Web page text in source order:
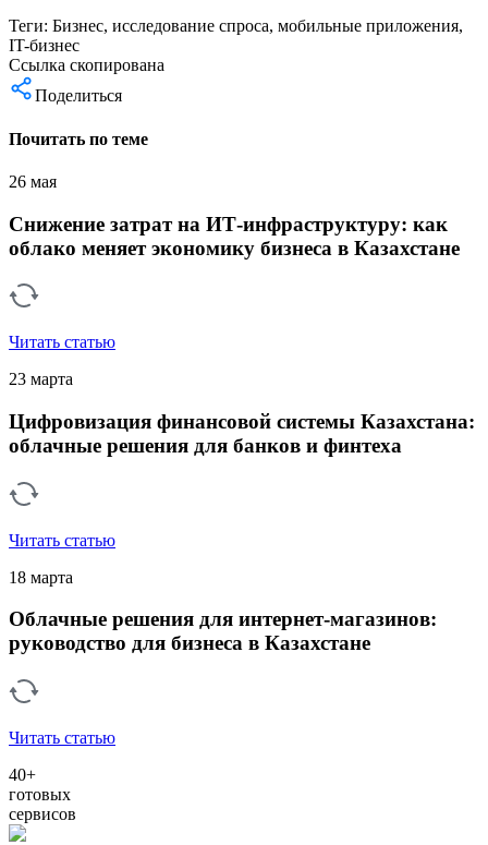
Теги: Бизнес, исследование спроса, мобильные приложения,
IT-бизнес
Ссылка скопирована
Поделиться
Почитать по теме
26 мая
Снижение затрат на ИТ-инфраструктуру: как
облако меняет экономику бизнеса в Казахстане
Читать статью
23 марта
Цифровизация финансовой системы Казахстана:
облачные решения для банков и финтеха
Читать статью
18 марта
Облачные решения для интернет-магазинов:
руководство для бизнеса в Казахстане
Читать статью
40+
готовых
сервисов